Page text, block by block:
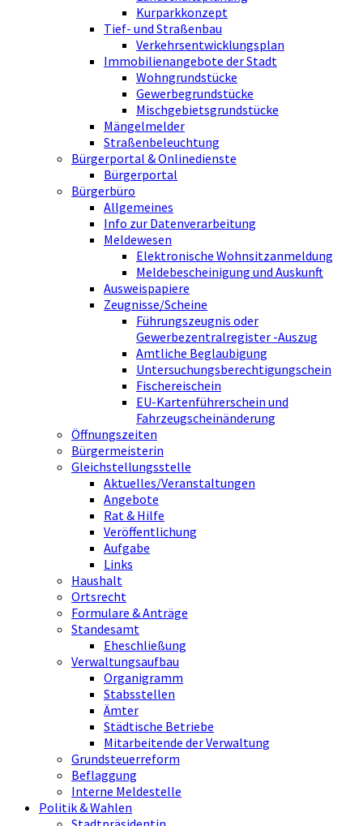
Kurparkkonzept
Tief- und Straßenbau
Verkehrsentwicklungsplan
Immobilienangebote der Stadt
Wohngrundstücke
Gewerbegrundstücke
Mischgebietsgrundstücke
Mängelmelder
Straßenbeleuchtung
Bürgerportal & Onlinedienste
Bürgerportal
Bürgerbüro
Allgemeines
Info zur Datenverarbeitung
Meldewesen
Elektronische Wohnsitzanmeldung
Meldebescheinigung und Auskunft
Ausweispapiere
Zeugnisse/Scheine
Führungszeugnis oder
Gewerbezentralregister -Auszug
Amtliche Beglaubigung
Untersuchungsberechtigungschein
Fischereischein
EU-Kartenführerschein und
Fahrzeugscheinänderung
Öffnungszeiten
Bürgermeisterin
Gleichstellungsstelle
Aktuelles/Veranstaltungen
Angebote
Rat & Hilfe
Veröffentlichung
Aufgabe
Links
Haushalt
Ortsrecht
Formulare & Anträge
Standesamt
Eheschließung
Verwaltungsaufbau
Organigramm
Stabsstellen
Ämter
Städtische Betriebe
Mitarbeitende der Verwaltung
Grundsteuerreform
Beflaggung
Interne Meldestelle
Politik & Wahlen